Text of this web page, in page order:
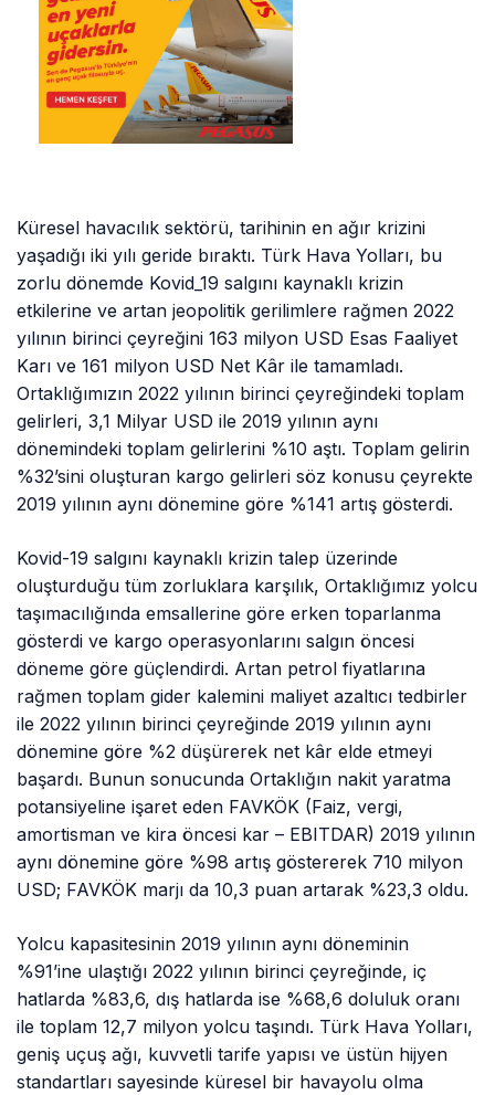
Küresel havacılık sektörü, tarihinin en ağır krizini
yaşadığı iki yılı geride bıraktı. Türk Hava Yolları, bu
zorlu dönemde Kovid_19 salgını kaynaklı krizin
etkilerine ve artan jeopolitik gerilimlere rağmen 2022
yılının birinci çeyreğini 163 milyon USD Esas Faaliyet
Karı ve 161 milyon USD Net Kâr ile tamamladı.
Ortaklığımızın 2022 yılının birinci çeyreğindeki toplam
gelirleri, 3,1 Milyar USD ile 2019 yılının aynı
dönemindeki toplam gelirlerini %10 aştı. Toplam gelirin
%32’sini oluşturan kargo gelirleri söz konusu çeyrekte
2019 yılının aynı dönemine göre %141 artış gösterdi.
Kovid-19 salgını kaynaklı krizin talep üzerinde
oluşturduğu tüm zorluklara karşılık, Ortaklığımız yolcu
taşımacılığında emsallerine göre erken toparlanma
gösterdi ve kargo operasyonlarını salgın öncesi
döneme göre güçlendirdi. Artan petrol fiyatlarına
rağmen toplam gider kalemini maliyet azaltıcı tedbirler
ile 2022 yılının birinci çeyreğinde 2019 yılının aynı
dönemine göre %2 düşürerek net kâr elde etmeyi
başardı. Bunun sonucunda Ortaklığın nakit yaratma
potansiyeline işaret eden FAVKÖK (Faiz, vergi,
amortisman ve kira öncesi kar – EBITDAR) 2019 yılının
aynı dönemine göre %98 artış göstererek 710 milyon
USD; FAVKÖK marjı da 10,3 puan artarak %23,3 oldu.
Yolcu kapasitesinin 2019 yılının aynı döneminin
%91’ine ulaştığı 2022 yılının birinci çeyreğinde, iç
hatlarda %83,6, dış hatlarda ise %68,6 doluluk oranı
ile toplam 12,7 milyon yolcu taşındı. Türk Hava Yolları,
geniş uçuş ağı, kuvvetli tarife yapısı ve üstün hijyen
standartları sayesinde küresel bir havayolu olma